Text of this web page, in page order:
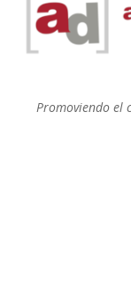
Promoviendo el